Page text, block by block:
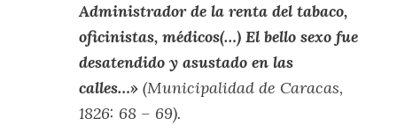
Administrador de la renta del tabaco,
oficinistas, médicos(…) El bello sexo fue
desatendido y asustado en las
calles…» (Municipalidad de Caracas,
1826: 68 – 69).